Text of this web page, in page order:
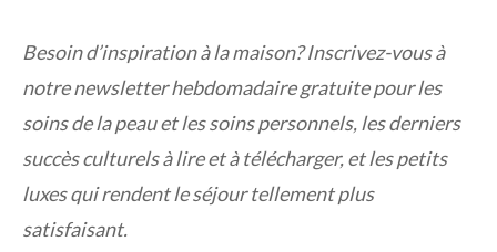
Besoin d’inspiration à la maison?Inscrivez-vous à
notre newsletter hebdomadaire gratuitepour les
soins de la peau et les soins personnels, les derniers
succès culturels à lire et à télécharger, et les petits
luxes qui rendent le séjour tellement plus
satisfaisant.